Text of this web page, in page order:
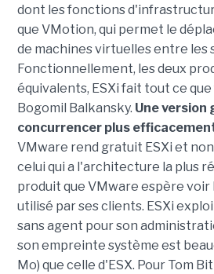
dont les fonctions
que VMotion, qui permet le
de machines virtuelles entre les
Fonctionnellement, les deux
équivalents, ESXi fait tout ce
Bogomil Balkansky. Une
concurrencer plus
VMware rend gratuit ESXi et
celui qui a l'architecture la plus
produit que VMware espère voir
utilisé par ses clients. ESXi
sans agent pour son
son empreinte système est
Mo) que celle d'ESX. Pour Tom